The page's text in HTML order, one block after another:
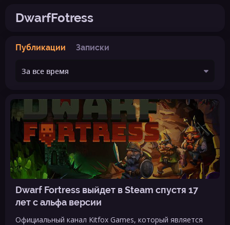
DwarfFotress
Публикации Записки
Dwarf Fortress выйдет в Steam спустя 17
лет с альфа версии
Официальный канал Kitfox Games, который является